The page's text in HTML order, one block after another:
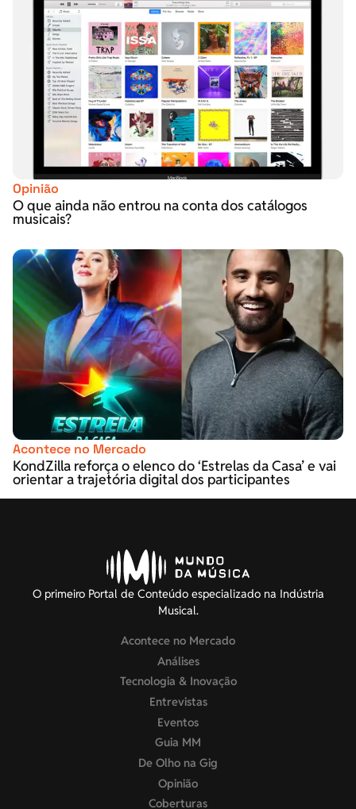
Opinião
O que ainda não entrou na conta dos catálogos
musicais?
Acontece no Mercado
KondZilla reforça o elenco do ‘Estrelas da Casa’ e vai
orientar a trajetória digital dos participantes
O primeiro Portal de Conteúdo especializado na Indústria
Musical.
Acontece no Mercado
Análises
Tecnologia & Inovação
Entrevistas
Eventos
Guia MM
De Olho na Gig
Opinião
Coberturas